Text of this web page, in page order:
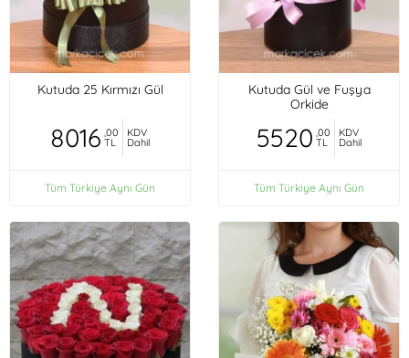
Kutuda 25 Kırmızı Gül
8016 ,00
TL
KDV
Dahil
Tüm Türkiye Aynı Gün
Kutuda Gül ve Fuşya
Orkide
5520 ,00
TL
KDV
Dahil
Tüm Türkiye Aynı Gün